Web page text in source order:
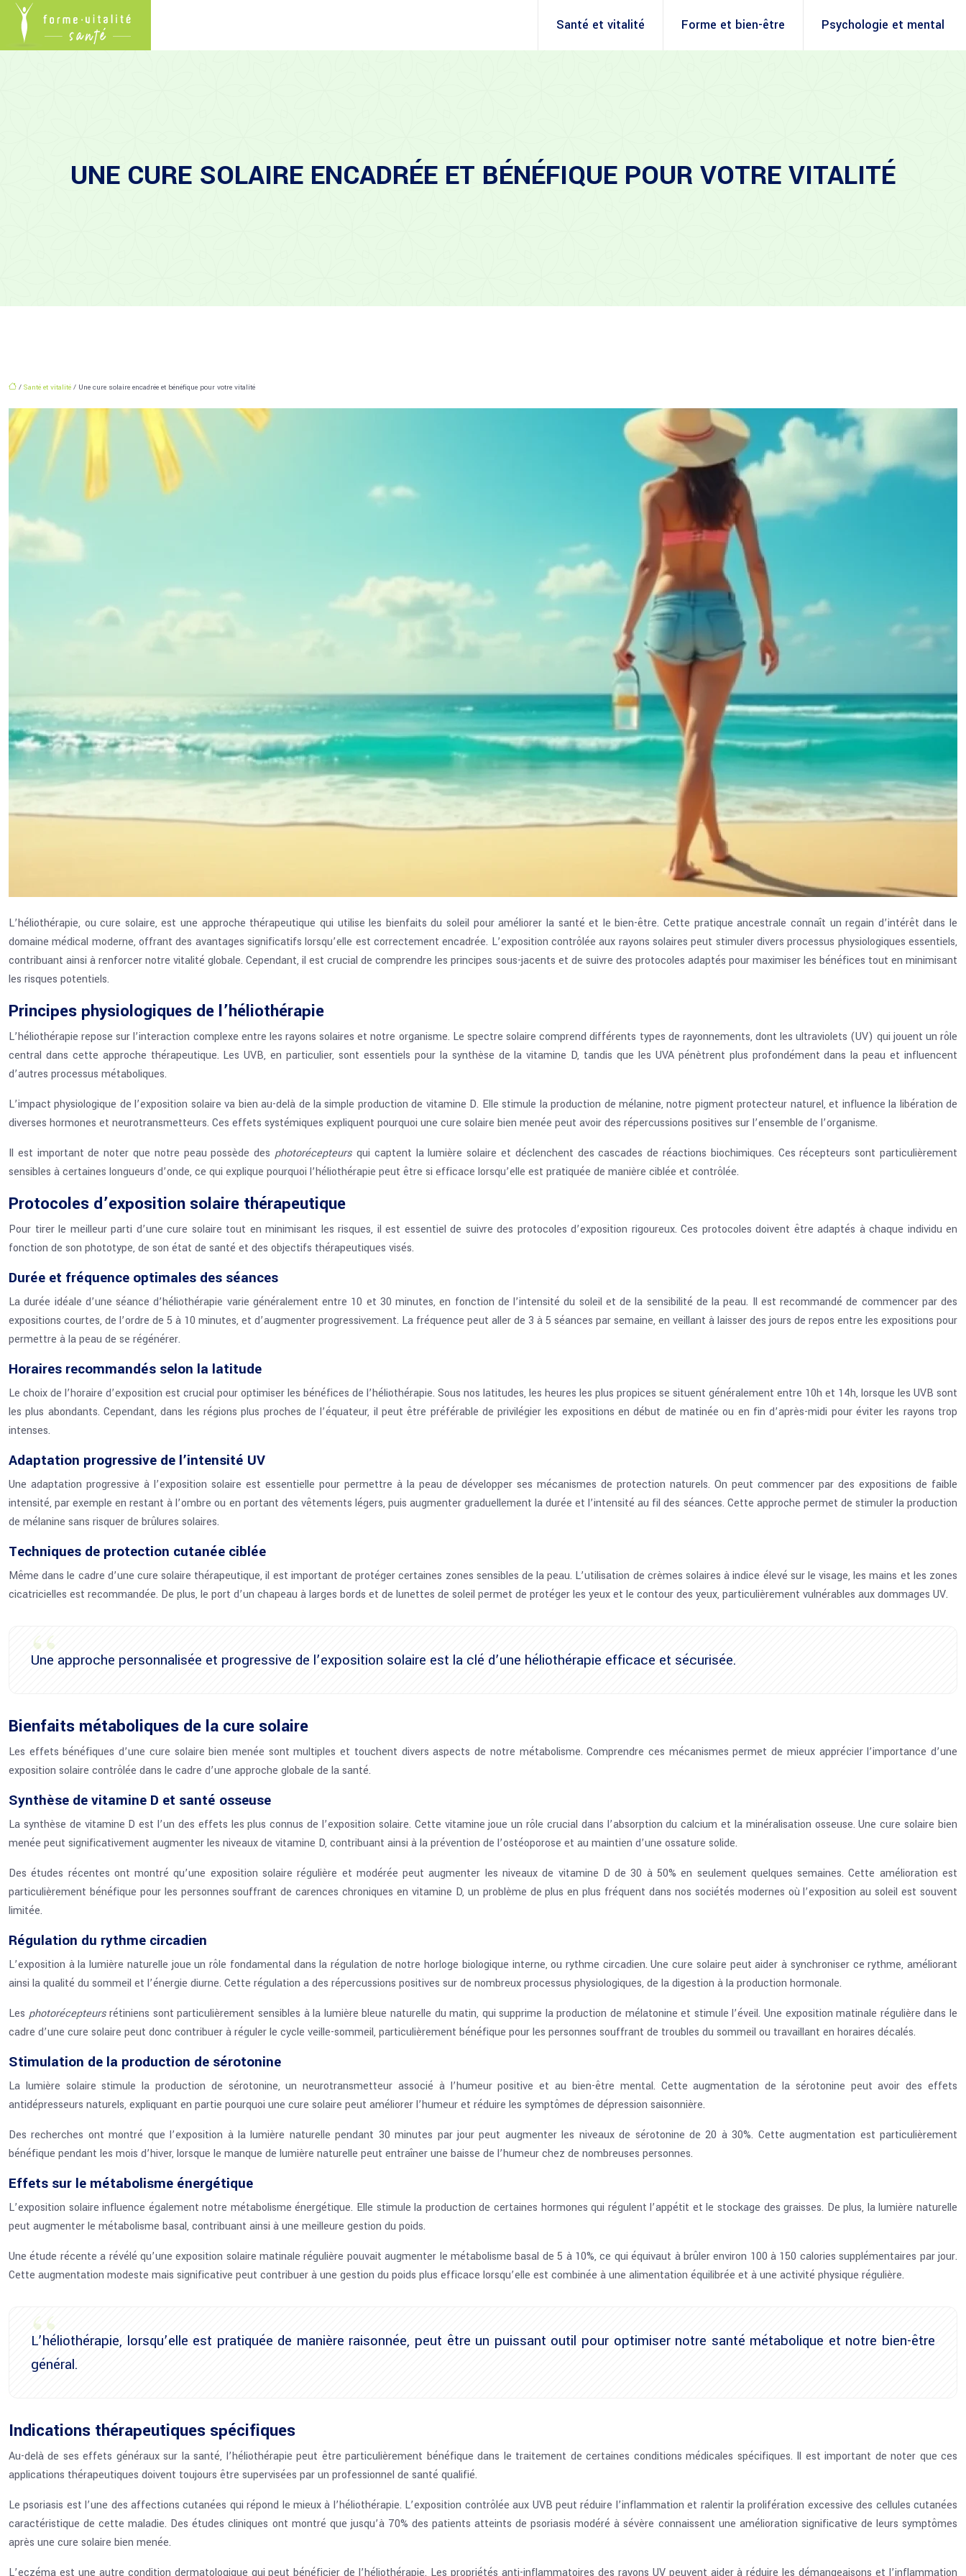
Santé et vitalité Forme et bien-être Psychologie et mental
UNE CURE SOLAIRE ENCADRÉE ET BÉNÉFIQUE POUR VOTRE VITALITÉ
/ Santé et vitalité / Une cure solaire encadrée et bénéfique pour votre vitalité
L’héliothérapie, ou cure solaire, est une approche thérapeutique qui utilise les bienfaits du soleil pour améliorer la santé et le bien-être. Cette pratique ancestrale connaît un regain d’intérêt dans le
domaine médical moderne, offrant des avantages significatifs lorsqu’elle est correctement encadrée. L’exposition contrôlée aux rayons solaires peut stimuler divers processus physiologiques essentiels,
contribuant ainsi à renforcer notre vitalité globale. Cependant, il est crucial de comprendre les principes sous-jacents et de suivre des protocoles adaptés pour maximiser les bénéfices tout en minimisant
les risques potentiels.
Principes physiologiques de l’héliothérapie
L’héliothérapie repose sur l’interaction complexe entre les rayons solaires et notre organisme. Le spectre solaire comprend différents types de rayonnements, dont les ultraviolets (UV) qui jouent un rôle
central dans cette approche thérapeutique. Les UVB, en particulier, sont essentiels pour la synthèse de la vitamine D, tandis que les UVA pénètrent plus profondément dans la peau et influencent
d’autres processus métaboliques.
L’impact physiologique de l’exposition solaire va bien au-delà de la simple production de vitamine D. Elle stimule la production de mélanine, notre pigment protecteur naturel, et influence la libération de
diverses hormones et neurotransmetteurs. Ces effets systémiques expliquent pourquoi une cure solaire bien menée peut avoir des répercussions positives sur l’ensemble de l’organisme.
Il est important de noter que notre peau possède des photorécepteurs qui captent la lumière solaire et déclenchent des cascades de réactions biochimiques. Ces récepteurs sont particulièrement
sensibles à certaines longueurs d’onde, ce qui explique pourquoi l’héliothérapie peut être si efficace lorsqu’elle est pratiquée de manière ciblée et contrôlée.
Protocoles d’exposition solaire thérapeutique
Pour tirer le meilleur parti d’une cure solaire tout en minimisant les risques, il est essentiel de suivre des protocoles d’exposition rigoureux. Ces protocoles doivent être adaptés à chaque individu en
fonction de son phototype, de son état de santé et des objectifs thérapeutiques visés.
Durée et fréquence optimales des séances
La durée idéale d’une séance d’héliothérapie varie généralement entre 10 et 30 minutes, en fonction de l’intensité du soleil et de la sensibilité de la peau. Il est recommandé de commencer par des
expositions courtes, de l’ordre de 5 à 10 minutes, et d’augmenter progressivement. La fréquence peut aller de 3 à 5 séances par semaine, en veillant à laisser des jours de repos entre les expositions pour
permettre à la peau de se régénérer.
Horaires recommandés selon la latitude
Le choix de l’horaire d’exposition est crucial pour optimiser les bénéfices de l’héliothérapie. Sous nos latitudes, les heures les plus propices se situent généralement entre 10h et 14h, lorsque les UVB sont
les plus abondants. Cependant, dans les régions plus proches de l’équateur, il peut être préférable de privilégier les expositions en début de matinée ou en fin d’après-midi pour éviter les rayons trop
intenses.
Adaptation progressive de l’intensité UV
Une adaptation progressive à l’exposition solaire est essentielle pour permettre à la peau de développer ses mécanismes de protection naturels. On peut commencer par des expositions de faible
intensité, par exemple en restant à l’ombre ou en portant des vêtements légers, puis augmenter graduellement la durée et l’intensité au fil des séances. Cette approche permet de stimuler la production
de mélanine sans risquer de brûlures solaires.
Techniques de protection cutanée ciblée
Même dans le cadre d’une cure solaire thérapeutique, il est important de protéger certaines zones sensibles de la peau. L’utilisation de crèmes solaires à indice élevé sur le visage, les mains et les zones
cicatricielles est recommandée. De plus, le port d’un chapeau à larges bords et de lunettes de soleil permet de protéger les yeux et le contour des yeux, particulièrement vulnérables aux dommages UV.
Une approche personnalisée et progressive de l’exposition solaire est la clé d’une héliothérapie efficace et sécurisée.
Bienfaits métaboliques de la cure solaire
Les effets bénéfiques d’une cure solaire bien menée sont multiples et touchent divers aspects de notre métabolisme. Comprendre ces mécanismes permet de mieux apprécier l’importance d’une
exposition solaire contrôlée dans le cadre d’une approche globale de la santé.
Synthèse de vitamine D et santé osseuse
La synthèse de vitamine D est l’un des effets les plus connus de l’exposition solaire. Cette vitamine joue un rôle crucial dans l’absorption du calcium et la minéralisation osseuse. Une cure solaire bien
menée peut significativement augmenter les niveaux de vitamine D, contribuant ainsi à la prévention de l’ostéoporose et au maintien d’une ossature solide.
Des études récentes ont montré qu’une exposition solaire régulière et modérée peut augmenter les niveaux de vitamine D de 30 à 50% en seulement quelques semaines. Cette amélioration est
particulièrement bénéfique pour les personnes souffrant de carences chroniques en vitamine D, un problème de plus en plus fréquent dans nos sociétés modernes où l’exposition au soleil est souvent
limitée.
Régulation du rythme circadien
L’exposition à la lumière naturelle joue un rôle fondamental dans la régulation de notre horloge biologique interne, ou rythme circadien. Une cure solaire peut aider à synchroniser ce rythme, améliorant
ainsi la qualité du sommeil et l’énergie diurne. Cette régulation a des répercussions positives sur de nombreux processus physiologiques, de la digestion à la production hormonale.
Les photorécepteursrétiniens sont particulièrement sensibles à la lumière bleue naturelle du matin, qui supprime la production de mélatonine et stimule l’éveil. Une exposition matinale régulière dans le
cadre d’une cure solaire peut donc contribuer à réguler le cycle veille-sommeil, particulièrement bénéfique pour les personnes souffrant de troubles du sommeil ou travaillant en horaires décalés.
Stimulation de la production de sérotonine
La lumière solaire stimule la production de sérotonine, un neurotransmetteur associé à l’humeur positive et au bien-être mental. Cette augmentation de la sérotonine peut avoir des effets
antidépresseurs naturels, expliquant en partie pourquoi une cure solaire peut améliorer l’humeur et réduire les symptômes de dépression saisonnière.
Des recherches ont montré que l’exposition à la lumière naturelle pendant 30 minutes par jour peut augmenter les niveaux de sérotonine de 20 à 30%. Cette augmentation est particulièrement
bénéfique pendant les mois d’hiver, lorsque le manque de lumière naturelle peut entraîner une baisse de l’humeur chez de nombreuses personnes.
Effets sur le métabolisme énergétique
L’exposition solaire influence également notre métabolisme énergétique. Elle stimule la production de certaines hormones qui régulent l’appétit et le stockage des graisses. De plus, la lumière naturelle
peut augmenter le métabolisme basal, contribuant ainsi à une meilleure gestion du poids.
Une étude récente a révélé qu’une exposition solaire matinale régulière pouvait augmenter le métabolisme basal de 5 à 10%, ce qui équivaut à brûler environ 100 à 150 calories supplémentaires par jour.
Cette augmentation modeste mais significative peut contribuer à une gestion du poids plus efficace lorsqu’elle est combinée à une alimentation équilibrée et à une activité physique régulière.
L’héliothérapie, lorsqu’elle est pratiquée de manière raisonnée, peut être un puissant outil pour optimiser notre santé métabolique et notre bien-être
général.
Indications thérapeutiques spécifiques
Au-delà de ses effets généraux sur la santé, l’héliothérapie peut être particulièrement bénéfique dans le traitement de certaines conditions médicales spécifiques. Il est important de noter que ces
applications thérapeutiques doivent toujours être supervisées par un professionnel de santé qualifié.
Le psoriasis est l’une des affections cutanées qui répond le mieux à l’héliothérapie. L’exposition contrôlée aux UVB peut réduire l’inflammation et ralentir la prolifération excessive des cellules cutanées
caractéristique de cette maladie. Des études cliniques ont montré que jusqu’à 70% des patients atteints de psoriasis modéré à sévère connaissent une amélioration significative de leurs symptômes
après une cure solaire bien menée.
L’eczéma est une autre condition dermatologique qui peut bénéficier de l’héliothérapie. Les propriétés anti-inflammatoires des rayons UV peuvent aider à réduire les démangeaisons et l’inflammation